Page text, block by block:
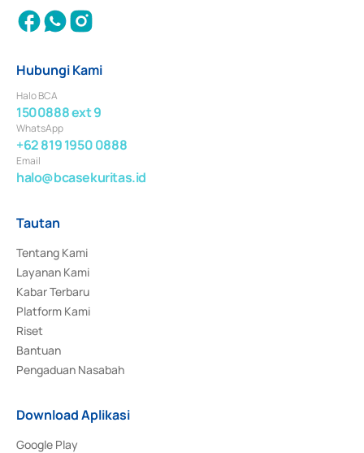
Hubungi Kami
Halo BCA
1500888 ext 9
WhatsApp
+62 819 1950 0888
Email
halo@bcasekuritas.id
Tautan
Tentang Kami
Layanan Kami
Kabar Terbaru
Platform Kami
Riset
Bantuan
Pengaduan Nasabah
Download Aplikasi
Google Play